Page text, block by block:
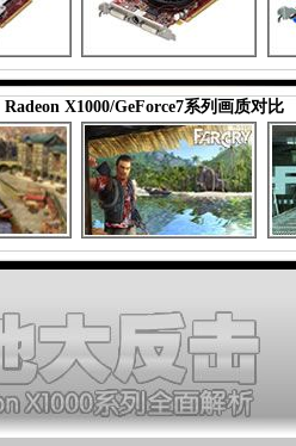
X1000/GeForce7系列画质对比